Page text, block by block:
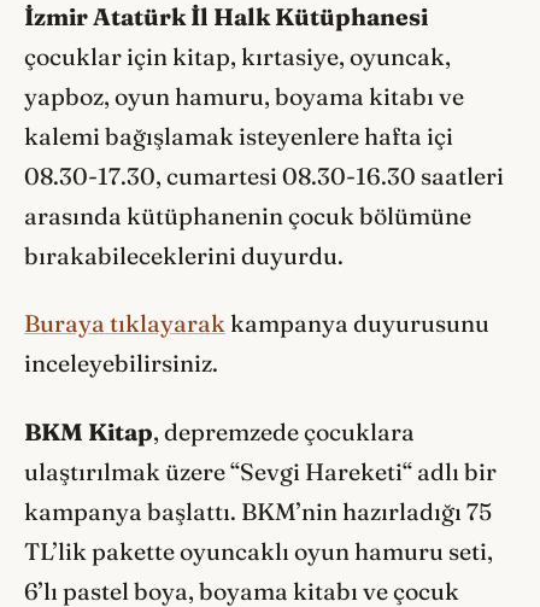
İzmir Atatürk İl Halk Kütüphanesi
çocuklar için kitap, kırtasiye, oyuncak,
yapboz, oyun hamuru, boyama kitabı ve
kalemi bağışlamak isteyenlere hafta içi
08.30-17.30, cumartesi 08.30-16.30 saatleri
arasında kütüphanenin çocuk bölümüne
bırakabileceklerini duyurdu.
Buraya tıklayarak kampanya duyurusunu
inceleyebilirsiniz.
BKM Kitap, depremzede çocuklara
ulaştırılmak üzere “Sevgi Hareketi“ adlı bir
kampanya başlattı. BKM’nin hazırladığı 75
TL’lik pakette oyuncaklı oyun hamuru seti,
6’lı pastel boya, boyama kitabı ve çocuk